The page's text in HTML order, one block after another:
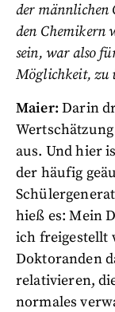
der männlichen
den Chemikern
sein, war also
Möglichkeit, zu
Maier: Darin
aus. Und hier
der häufig
hieß es: Mein
ich freigestellt
Doktoranden
relativieren,
normales